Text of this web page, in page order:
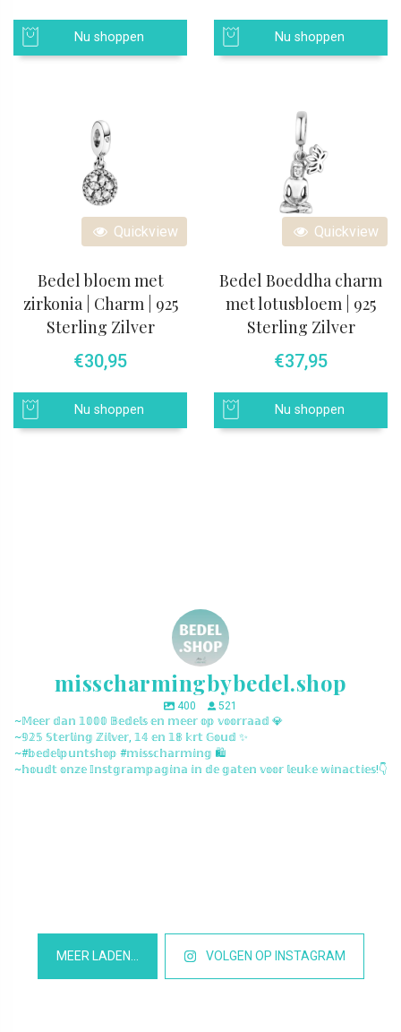
Nu shoppen Nu shoppen
Quickview
Bedel bloem met
zirkonia | Charm | 925
Sterling Zilver
€30,95
Nu shoppen
Quickview
Bedel Boeddha charm
met lotusbloem | 925
Sterling Zilver
€37,95
Nu shoppen
misscharmingbybedel.shop
400
521
~𝕄𝕖𝕖𝕣 𝕕𝕒𝕟 𝟙𝟘𝟘𝟘 𝔹𝕖𝕕𝕖𝕝𝕤 𝕖𝕟 𝕞𝕖𝕖𝕣 𝕠𝕡 𝕧𝕠𝕠𝕣𝕣𝕒𝕒𝕕 💎
~𝟡𝟚𝟝 𝕊𝕥𝕖𝕣𝕝𝕚𝕟𝕘 ℤ𝕚𝕝𝕧𝕖𝕣, 𝟙𝟜 𝕖𝕟 𝟙𝟠 𝕜𝕣𝕥 𝔾𝕠𝕦𝕕 ✨
~#𝕓𝕖𝕕𝕖𝕝𝕡𝕦𝕟𝕥𝕤𝕙𝕠𝕡 #𝕞𝕚𝕤𝕤𝕔𝕙𝕒𝕣𝕞𝕚𝕟𝕘 🛍️
~𝕙𝕠𝕦𝕕𝕥 𝕠𝕟𝕫𝕖 𝕀𝕟𝕤𝕥𝕘𝕣𝕒𝕞𝕡𝕒𝕘𝕚𝕟𝕒 𝕚𝕟 𝕕𝕖 𝕘𝕒𝕥𝕖𝕟 𝕧𝕠𝕠𝕣 𝕝𝕖𝕦𝕜𝕖 𝕨𝕚𝕟𝕒𝕔𝕥𝕚𝕖𝕤!👇
MEER LADEN… VOLGEN OP INSTAGRAM